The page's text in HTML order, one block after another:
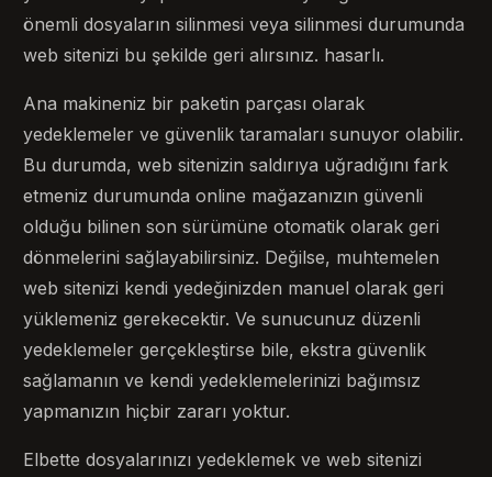
önemli dosyaların silinmesi veya silinmesi durumunda
web sitenizi bu şekilde geri alırsınız. hasarlı.
Ana makineniz bir paketin parçası olarak
yedeklemeler ve güvenlik taramaları sunuyor olabilir.
Bu durumda, web sitenizin saldırıya uğradığını fark
etmeniz durumunda online mağazanızın güvenli
olduğu bilinen son sürümüne otomatik olarak geri
dönmelerini sağlayabilirsiniz. Değilse, muhtemelen
web sitenizi kendi yedeğinizden manuel olarak geri
yüklemeniz gerekecektir. Ve sunucunuz düzenli
yedeklemeler gerçekleştirse bile, ekstra güvenlik
sağlamanın ve kendi yedeklemelerinizi bağımsız
yapmanızın hiçbir zararı yoktur.
Elbette dosyalarınızı yedeklemek ve web sitenizi